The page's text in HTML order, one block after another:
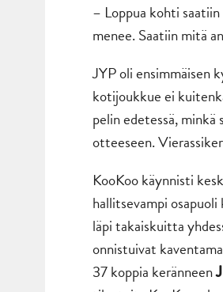
– Loppua kohti
menee. Saatiin mitä
JYP oli ensimmäisen
kotijoukkue ei
pelin edetessä,
otteeseen.
KooKoo käynnisti
hallitsevampi
läpi takaiskuitta
onnistuivat
37 koppia keränneen